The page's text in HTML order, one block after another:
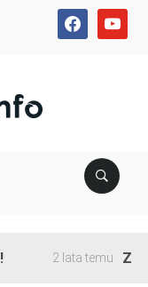
facebookyoutube
2 lata temu